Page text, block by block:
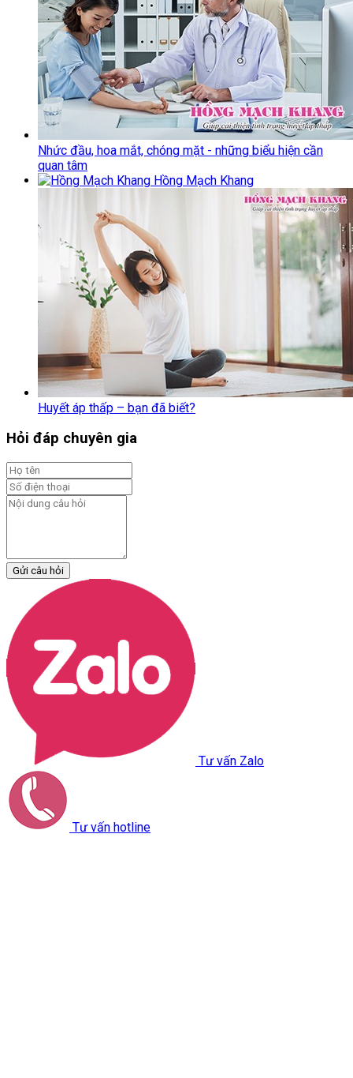
Nhức đầu, hoa mắt, chóng mặt - những biểu hiện cần
quan tâm
Hồng Mạch Khang
Huyết áp thấp – bạn đã biết?
Hỏi đáp chuyên gia
Gửi câu hỏi
Tư vấn Zalo
Tư vấn hotline